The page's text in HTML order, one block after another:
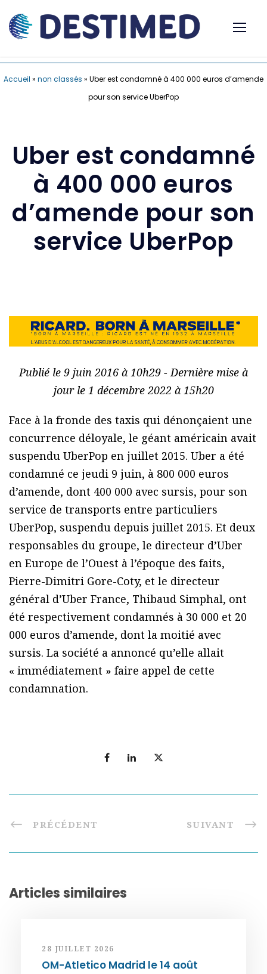
Accueil » non classés » Uber est condamné à 400 000 euros d’amende
pour son service UberPop
Uber est condamné
à 400 000 euros
d’amende pour son
service UberPop
Publié le 9 juin 2016 à 10h29 - Dernière mise à
jour le 1 décembre 2022 à 15h20
Face à la fronde des taxis qui dénonçaient une
concurrence déloyale, le géant américain avait
suspendu UberPop en juillet 2015. Uber a été
condamné ce jeudi 9 juin, à 800 000 euros
d’amende, dont 400 000 avec sursis, pour son
service de transports entre particuliers
UberPop, suspendu depuis juillet 2015. Et deux
responsables du groupe, le directeur d’Uber
en Europe de l’Ouest à l’époque des faits,
Pierre-Dimitri Gore-Coty, et le directeur
général d’Uber France, Thibaud Simphal, ont
été respectivement condamnés à 30 000 et 20
000 euros d’amende, dont la moitié avec
sursis. La société a annoncé qu’elle allait
« immédiatement » faire appel de cette
condamnation.
PRÉCÉDENT SUIVANT
Articles similaires
28 JUILLET 2026
OM-Atletico Madrid le 14 août